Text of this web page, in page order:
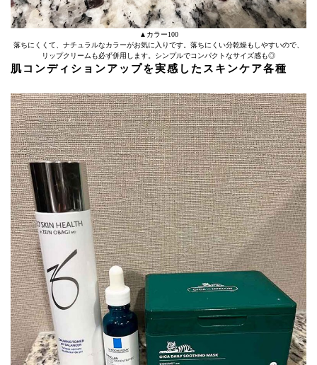
▲カラー100
落ちにくくて、ナチュラルなカラーがお気に入りです。落ちにくい分乾燥もしやすいので、
リップクリームも必ず併用します。シンプルでコンパクトなサイズ感も◎
肌コンディションアップを実感したスキンケア各種